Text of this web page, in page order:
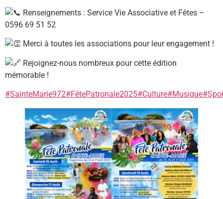
Renseignements : Service Vie Associative et Fêtes –
0596 69 51 52
Merci à toutes les associations pour leur engagement !
Rejoignez-nous nombreux pour cette édition
mémorable !
#SainteMarie972#FêtePatronale2025#Culture#Musique